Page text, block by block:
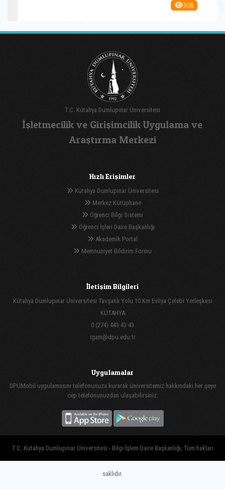
308
T.C. Kütahya Dumlupınar Üniversitesi
İşletmecilik ve Girişimcilik Uygulama ve
Araştırma Merkezi
Hızlı Erişimler
Kütahya Dumlupınar Üniversitesi
Merkez Kütüphane
Öğrenci Bilgi Sistemi
Öğrenci İşleri Daire Başkanlığı
Akademik Portal
Memnuniyet Bildirim Formu
İletişim Bilgileri
Kütahya Dumlupınar Üniversitesi Tavşanlı Yolu 10.Km Evliya Çelebi Yerleşkesi
KÜTAHYA
0 (274) 443 43 43
igam@dpu.edu.tr
Uygulamalar
DPUMobil uygulamasını telefonunuza kurarak üniversitemiz hakkındaki her şeye
cep telefonunuzdan ulaşabilirsiniz.
T.C. Kütahya Dumlupınar Üniversitesi - Bilgi İşlem Daire Başkanlığı, Tüm hakları
saklıdır.